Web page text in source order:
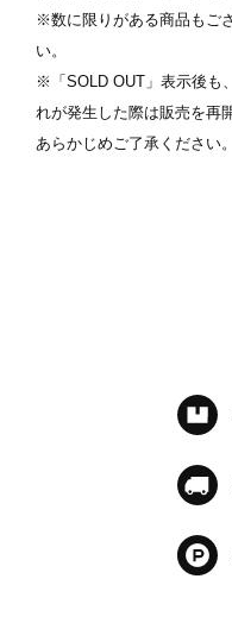
※数に限りがある商品もご
い。
※「SOLD OUT」表示後も
れが発生した際は販売を再
あらかじめご了承ください。